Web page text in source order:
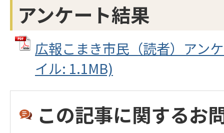
アンケート結果
広報こまき市民（読者）アン
イル: 1.1MB)
この記事に関するお